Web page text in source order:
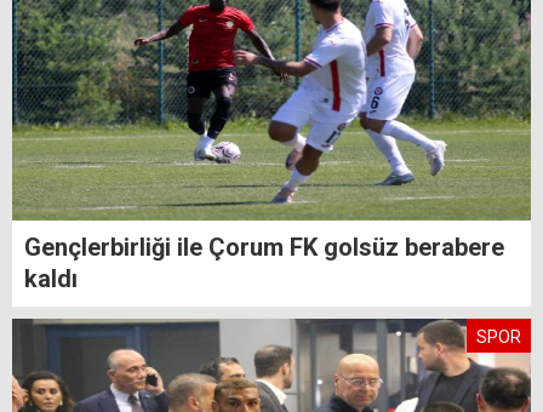
Gençlerbirliği ile Çorum FK golsüz berabere
kaldı
SPOR